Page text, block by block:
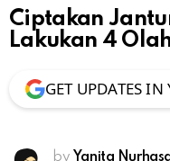
Ciptakan
Lakukan 4
GET UPDATES IN
by Yanita